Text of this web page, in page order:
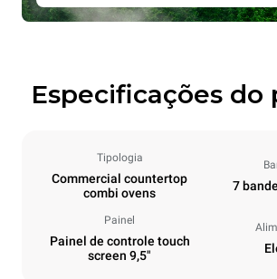
Especificações do
Tipologia
Commercial countertop
combi ovens
7
Painel
Painel de controle touch
screen 9,5"